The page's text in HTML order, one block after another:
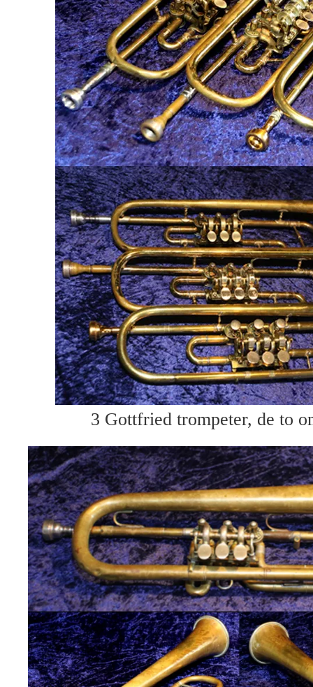
3 Gottfried trompeter, de to